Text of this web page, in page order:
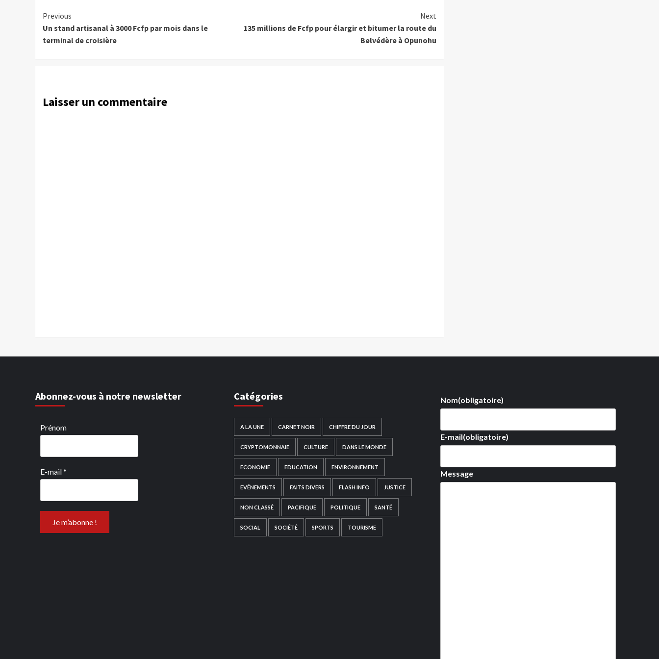
Continue
Reading
Previous
Un stand artisanal à 3000 Fcfp par mois dans le
terminal de croisière
Next
135 millions de Fcfp pour élargir et bitumer la route du
Belvédère à Opunohu
Laisser un commentaire
Abonnez-vous à notre newsletter
Prénom
E-mail*
Catégories
A LA UNE CARNET NOIR CHIFFRE DU JOUR
CRYPTOMONNAIE CULTURE DANS LE MONDE
ECONOMIE EDUCATION ENVIRONNEMENT
EVÉNEMENTS FAITS DIVERS FLASH INFO JUSTICE
NON CLASSÉ PACIFIQUE POLITIQUE SANTÉ
SOCIAL SOCIÉTÉ SPORTS TOURISME
Nom(obligatoire)
E-mail(obligatoire)
Message